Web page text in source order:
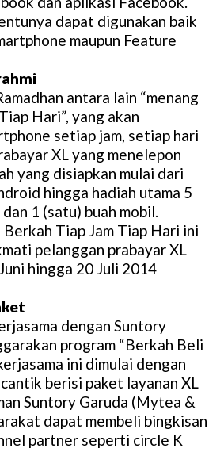
dapat digunakan baik
maupun Feature
antara lain “menang
Hari”, yang akan
setiap jam, setiap hari
XL yang menelepon
yang disiapkan mulai dari
hingga hadiah utama 5
1 (satu) buah mobil.
Tiap Jam Tiap Hari ini
pelanggan prabayar XL
hingga 20 Juli 2014
dengan Suntory
program “Berkah Beli
ini dimulai dengan
berisi paket layanan XL
Suntory Garuda (Mytea &
dapat membeli bingkisan
partner seperti circle K